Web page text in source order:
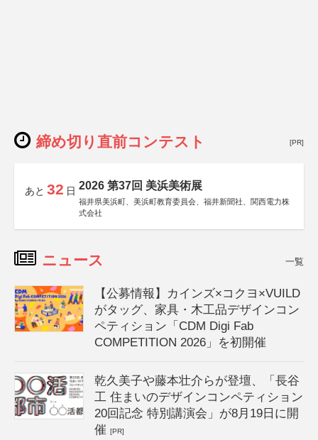
締め切り直前コンテスト [PR]
あと 32 日 2026 第37回 美浜美術展
福井県美浜町、美浜町教育委員会、福井新聞社、関西電力株
式会社
ニュース 一覧
【公募情報】カインズ×コクヨ×VUILD
がタッグ、家具・木工品デザインコン
ペティション「CDM Digi Fab
COMPETITION 2026」を初開催
乾久美子や藤本壮介らが登壇、「長谷
工 住まいのデザインコンペティション
20回記念 特別講演会」が8月19日に開
催[PR]